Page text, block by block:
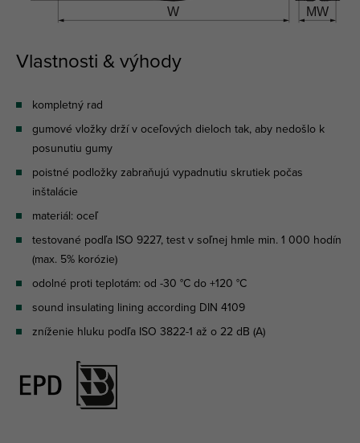
Vlastnosti & výhody
kompletný rad
gumové vložky drží v oceľových dieloch tak, aby nedošlo k
posunutiu gumy
poistné podložky zabraňujú vypadnutiu skrutiek počas
inštalácie
materiál: oceľ
testované podľa ISO 9227, test v soľnej hmle min. 1 000 hodín
(max. 5% korózie)
odolné proti teplotám: od -30 °C do +120 °C
sound insulating lining according DIN 4109
zníženie hluku podľa ISO 3822-1 až o 22 dB (A)